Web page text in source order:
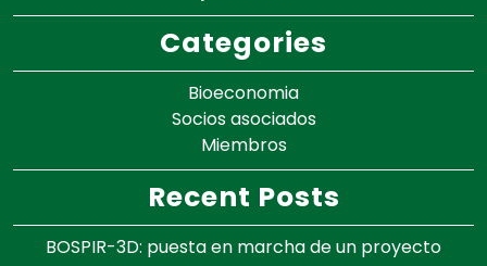
Categories
Bioeconomia
Socios asociados
Miembros
Recent Posts
BOSPIR-3D: puesta en marcha de un proyecto